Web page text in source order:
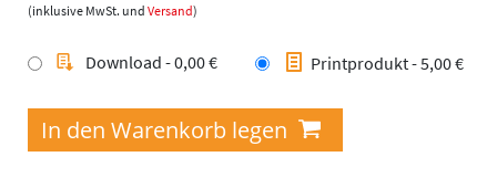
(inklusive MwSt. und Versand)
Printprodukt - 5,00 €
Download - 0,00 €